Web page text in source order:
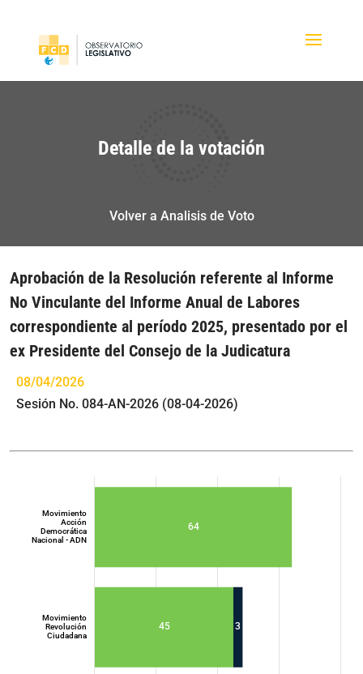
Detalle de la votación
Volver a Analisis de Voto
Aprobación de la Resolución referente al Informe
No Vinculante del Informe Anual de Labores
correspondiente al período 2025, presentado por el
ex Presidente del Consejo de la Judicatura
08/04/2026
Sesión No. 084-AN-2026 (08-04-2026)
45
64
3
Movimiento
Revolución
Ciudadana
Movimiento
Acción
Democrática
Nacional - ADN